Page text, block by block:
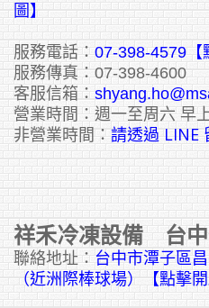
圖】
服務電話： 07-398-4579【
服務傳真：07-398-4600
客服信箱：
營業時間：週一至周六 早
非營業時間： 請透過 LINE
祥禾冷凍設備 台
聯絡地址： 台中市潭子區
（近洲際棒球場）【點擊開